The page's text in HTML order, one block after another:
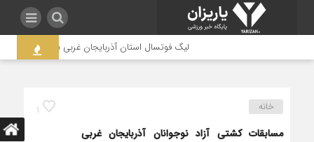
لیگ فوتسال استان آذربایجان غربی به جنجال
1 خانه
مسابقات کشتی آزاد نوجوانان آذربایجان غربی